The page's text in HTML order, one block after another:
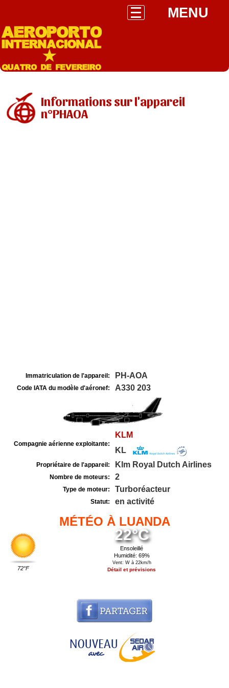
MENU
Informations sur l'appareil
n°PHAOA
Immatriculation de l'appareil: PH-AOA
Code IATA du modèle d'aéronef: A330 203
Compagnie aérienne exploitante:
KLM
KL
Propriétaire de l'appareil: Klm Royal Dutch Airlines
Nombre de moteurs: 2
Type de moteur: Turboréacteur
Statut: en activité
MÉTÉO À LUANDA
72°F
22°C
Ensoleillé
Humidité: 69%
Vent: W à 22km/h
Détail et prévisions